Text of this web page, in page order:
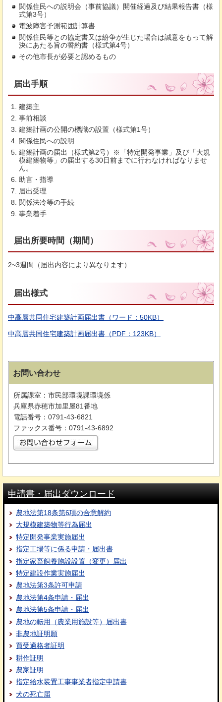
関係住民への説明会（事前協議）開催経過及び結果報告書（様
式第3号）
電波障害予測範囲計算書
関係住民等との協定書又は紛争が生じた場合は誠意をもって解
決にあたる旨の誓約書（様式第4号）
その他市長が必要と認めるもの
届出手順
建築主
事前相談
建築計画の公開の標識の設置（様式第1号）
関係住民への説明
建築計画の届出（様式第2号）※「特定開発事業」及び「大規
模建築物等」の届出する30日前までに行わなければなりませ
ん。
助言・指導
届出受理
関係法冷等の手続
事業着手
届出所要時間（期間）
2~3週間（届出内容により異なります）
届出様式
中高層共同住宅建築計画届出書（ワード：50KB）
中高層共同住宅建築計画届出書（PDF：123KB）
お問い合わせ
所属課室：市民部環境課環境係
兵庫県赤穂市加里屋81番地
電話番号：0791-43-6821
ファックス番号：0791-43-6892
申請書・届出ダウンロード
農地法第18条第6項の合意解約
大規模建築物等行為届出
特定開発事業実施届出
指定工場等に係る申請・届出書
指定家畜飼養施設設置（変更）届出
特定建設作業実施届出
農地法第3条許可申請
農地法第4条申請・届出
農地法第5条申請・届出
農地の転用（農業用施設等）届出書
非農地証明願
買受適格者証明
耕作証明
農家証明
指定給水装置工事事業者指定申請書
犬の死亡届